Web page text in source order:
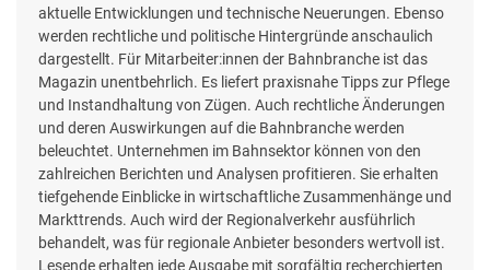
aktuelle Entwicklungen und technische Neuerungen. Ebenso
werden rechtliche und politische Hintergründe anschaulich
dargestellt. Für Mitarbeiter:innen der Bahnbranche ist das
Magazin unentbehrlich. Es liefert praxisnahe Tipps zur Pflege
und Instandhaltung von Zügen. Auch rechtliche Änderungen
und deren Auswirkungen auf die Bahnbranche werden
beleuchtet. Unternehmen im Bahnsektor können von den
zahlreichen Berichten und Analysen profitieren. Sie erhalten
tiefgehende Einblicke in wirtschaftliche Zusammenhänge und
Markttrends. Auch wird der Regionalverkehr ausführlich
behandelt, was für regionale Anbieter besonders wertvoll ist.
Lesende erhalten jede Ausgabe mit sorgfältig recherchierten